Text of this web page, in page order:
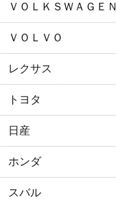
ＶＯＬＫＳＷＡＧＥＮ
ＶＯＬＶＯ
レクサス
トヨタ
日産
ホンダ
スバル